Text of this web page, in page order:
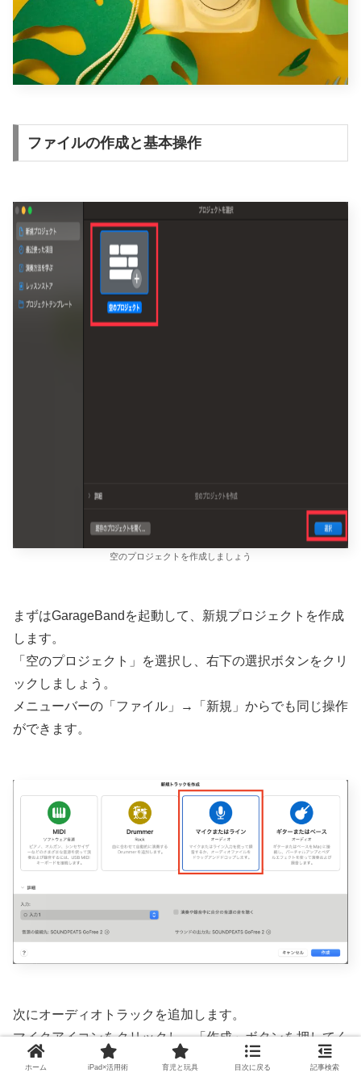
ファイルの作成と基本操作
空のプロジェクトを作成しましょう
まずはGarageBandを起動して、新規プロジェクトを作成
します。
「空のプロジェクト」を選択し、右下の選択ボタンをクリ
ックしましょう。
メニューバーの「ファイル」→「新規」からでも同じ操作
ができます。
次にオーディオトラックを追加します。
マイクアイコンをクリックし、「作成」ボタンを押してく
ださい。
ホーム iPad×活用術 育児と玩具 目次に戻る 記事検索